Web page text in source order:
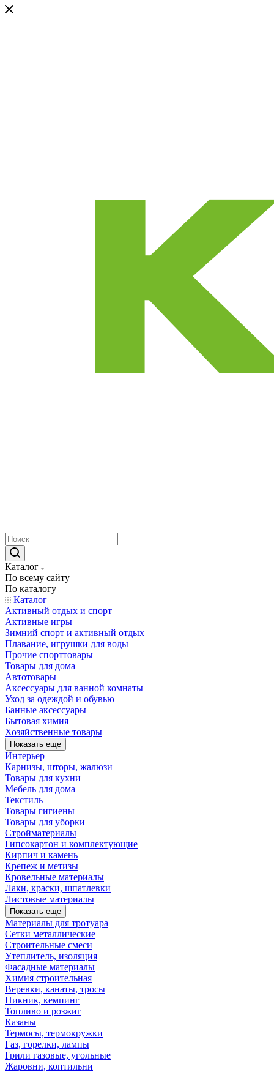
Каталог
По всему сайту
По каталогу
Каталог
Активный отдых и спорт
Активные игры
Зимний спорт и активный отдых
Плавание, игрушки для воды
Прочие спорттовары
Товары для дома
Автотовары
Аксессуары для ванной комнаты
Уход за одеждой и обувью
Банные аксессуары
Бытовая химия
Хозяйственные товары
Показать еще
Интерьер
Карнизы, шторы, жалюзи
Товары для кухни
Мебель для дома
Текстиль
Товары гигиены
Товары для уборки
Стройматериалы
Гипсокартон и комплектующие
Кирпич и камень
Крепеж и метизы
Кровельные материалы
Лаки, краски, шпатлевки
Листовые материалы
Показать еще
Материалы для тротуара
Сетки металлические
Строительные смеси
Утеплитель, изоляция
Фасадные материалы
Химия строительная
Веревки, канаты, тросы
Пикник, кемпинг
Топливо и розжиг
Казаны
Термосы, термокружки
Газ, горелки, лампы
Грили газовые, угольные
Жаровни, коптильни